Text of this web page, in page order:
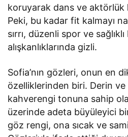
koruyarak dans ve aktörlük
Peki, bu kadar fit kalmayı
sırrı, düzenli spor ve
alışkanlıklarında gizli.
Sofia’nın gözleri, onun en
özelliklerinden biri. Derin
kahverengi tonuna sahip
üzerinde adeta büyüleyici
göz rengi, ona sıcak ve